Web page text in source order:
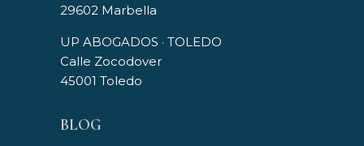
29602 Marbella
UP ABOGADOS · TOLEDO
Calle Zocodover
45001 Toledo
BLOG